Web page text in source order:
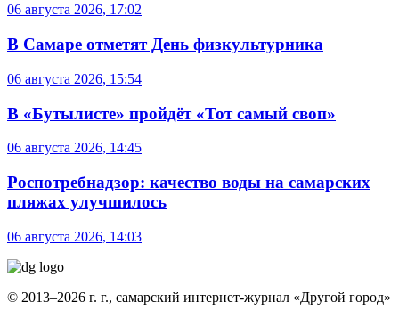
06 августа 2026, 17:02
В Самаре отметят День физкультурника
06 августа 2026, 15:54
В «Бутылисте» пройдёт «Тот самый своп»
06 августа 2026, 14:45
Роспотребнадзор: качество воды на самарских
пляжах улучшилось
06 августа 2026, 14:03
© 2013–2026 г. г., самарский интернет-журнал «Другой город»